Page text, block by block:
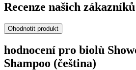
Recenze našich
Ohodnotit produkt
hodnocení pro biolù
Shampoo (čeština)